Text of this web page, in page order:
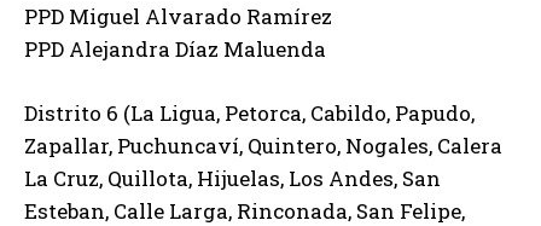
PPD Miguel Alvarado Ramírez
PPD Alejandra Díaz Maluenda
Distrito 6 (La Ligua, Petorca, Cabildo, Papudo,
Zapallar, Puchuncaví, Quintero, Nogales, Calera
La Cruz, Quillota, Hijuelas, Los Andes, San
Esteban, Calle Larga, Rinconada, San Felipe,